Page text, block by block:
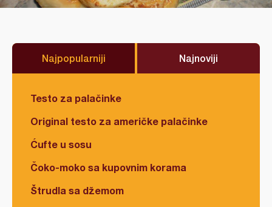
Najpopularniji Najnoviji
Testo za palačinke
Original testo za američke palačinke
Ćufte u sosu
Čoko-moko sa kupovnim korama
Štrudla sa džemom